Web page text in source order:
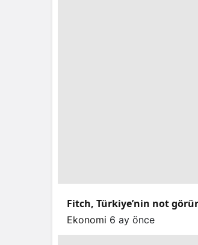
Fitch, Türkiye’nin not
Ekonomi 6 ay önce